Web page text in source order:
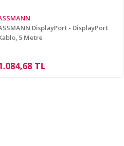
DisplayPort - DisplayPort
5 Metre
TL